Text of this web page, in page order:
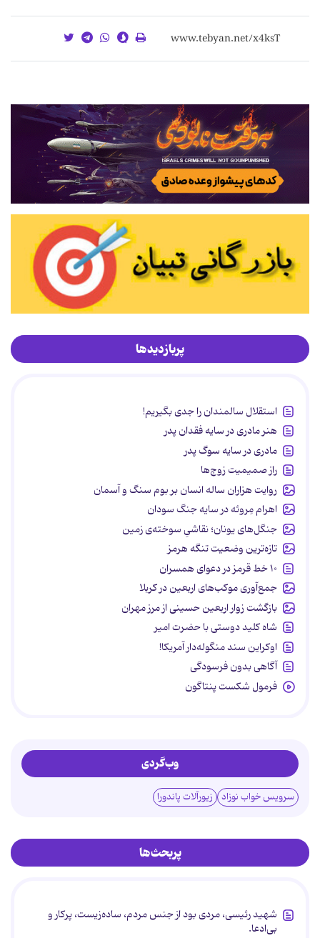
پربازدیدها
استقلال سالمندان را جدی بگیریم!
هنر مادری در سایه‌ فقدان پدر
مادری در سایه سوگ پدر
راز صمیمیت زوج‌ها
روایت هزاران ساله انسان بر بوم سنگ و آسمان
اهرام مِروئه در سایه جنگ سودان
جنگل‌های یونان؛ نقاشیِ سوخته‌ی زمین
تازه‌ترین وضعیت تنگه هرمز
۱۰ خط قرمز در دعوای همسران
جمع‌آوری موکب‌های اربعین در کربلا
بازگشت زوار اربعین حسینی از مرز مهران
شاه کلید دوستی با حضرت امیر
اوکراین سند منگوله‌دار آمریکا!
آگاهی بدون فرسودگی
فرمول شکست پنتاگون
وب‌گردی
سرویس خواب نوزاد زیورآلات پاندورا
پربحث‌ها
شهید رئیسی، مردی بود از جنس مردم، ساده‌زیست، پرکار و
بی‌ادعا.